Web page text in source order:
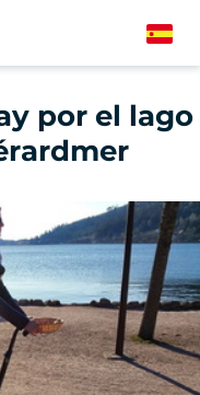
Spanish
por el lago